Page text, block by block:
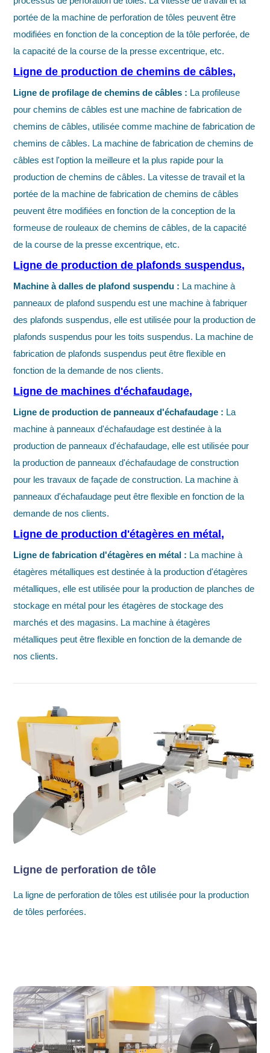
portée de la machine de perforation de tôles peuvent être
modifiées en fonction de la conception de la tôle perforée, de
la capacité de la course de la presse excentrique, etc.
Ligne de production de chemins de câbles,
Ligne de profilage de chemins de câbles : La profileuse
pour chemins de câbles est une machine de fabrication de
chemins de câbles, utilisée comme machine de fabrication de
chemins de câbles. La machine de fabrication de chemins de
câbles est l'option la meilleure et la plus rapide pour la
production de chemins de câbles. La vitesse de travail et la
portée de la machine de fabrication de chemins de câbles
peuvent être modifiées en fonction de la conception de la
formeuse de rouleaux de chemins de câbles, de la capacité
de la course de la presse excentrique, etc.
Ligne de production de plafonds suspendus,
Machine à dalles de plafond suspendu : La machine à
panneaux de plafond suspendu est une machine à fabriquer
des plafonds suspendus, elle est utilisée pour la production de
plafonds suspendus pour les toits suspendus. La machine de
fabrication de plafonds suspendus peut être flexible en
fonction de la demande de nos clients.
Ligne de machines d'échafaudage,
Ligne de production de panneaux d'échafaudage : La
machine à panneaux d'échafaudage est destinée à la
production de panneaux d'échafaudage, elle est utilisée pour
la production de panneaux d'échafaudage de construction
pour les travaux de façade de construction. La machine à
panneaux d'échafaudage peut être flexible en fonction de la
demande de nos clients.
Ligne de production d'étagères en métal,
Ligne de fabrication d'étagères en métal : La machine à
étagères métalliques est destinée à la production d'étagères
métalliques, elle est utilisée pour la production de planches de
stockage en métal pour les étagères de stockage des
marchés et des magasins. La machine à étagères
métalliques peut être flexible en fonction de la demande de
nos clients.
Ligne de perforation de tôle
La ligne de perforation de tôles est utilisée pour la production
de tôles perforées.